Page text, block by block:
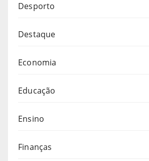
Desporto
Destaque
Economia
Educação
Ensino
Finanças